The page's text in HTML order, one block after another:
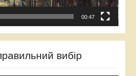
00:47
вибір